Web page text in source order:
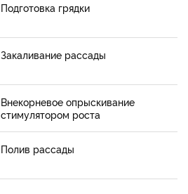
Подготовка грядки
Закаливание рассады
Внекорневое опрыскивание
стимулятором роста
Полив рассады